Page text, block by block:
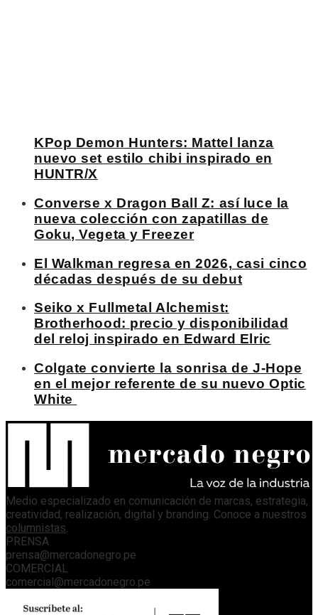
KPop Demon Hunters: Mattel lanza
nuevo set estilo chibi inspirado en
HUNTR/X
Converse x Dragon Ball Z: así luce la
nueva colección con zapatillas de
Goku, Vegeta y Freezer
El Walkman regresa en 2026, casi cinco
décadas después de su debut
Seiko x Fullmetal Alchemist:
Brotherhood: precio y disponibilidad
del reloj inspirado en Edward Elric
Colgate convierte la sonrisa de J-Hope
en el mejor referente de su nuevo Optic
White
Medio especializado en comunicación de marcas, estrategia,
creatividad, realización, digital y branding. Conoce a nuestros
columnistas.
PRENSA
prensa@mercadonegro.pe
COMERCIAL
comercial@mercadonegro.pe